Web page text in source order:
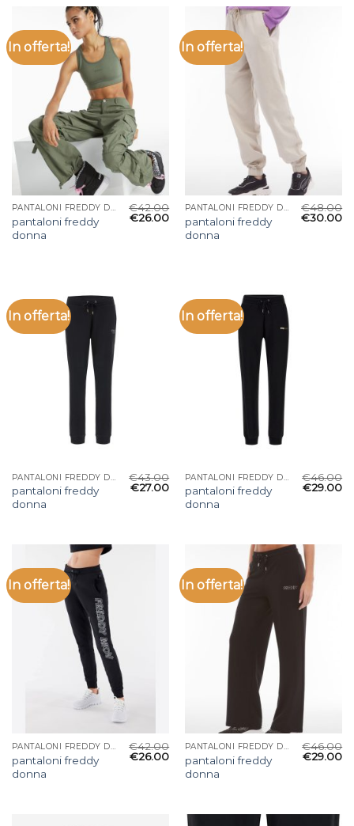
In offerta!
PANTALONI FREDDY DONNA
pantaloni freddy
donna
€42.00
€26.00
In offerta!
PANTALONI FREDDY DONNA
pantaloni freddy
donna
€48.00
€30.00
In offerta!
PANTALONI FREDDY DONNA
pantaloni freddy
donna
€43.00
€27.00
In offerta!
PANTALONI FREDDY DONNA
pantaloni freddy
donna
€46.00
€29.00
In offerta!
PANTALONI FREDDY DONNA
pantaloni freddy
donna
€42.00
€26.00
In offerta!
PANTALONI FREDDY DONNA
pantaloni freddy
donna
€46.00
€29.00